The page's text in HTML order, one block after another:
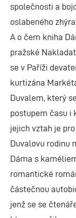
společnosti a
oslabeného
A o čem kniha
pražské
se v Paříži
kurtizána
Duvalem, který
postupem času i
jejich vztah je
Duvalovu rodinu
Dáma s
romantické
částečnou
jenž se se